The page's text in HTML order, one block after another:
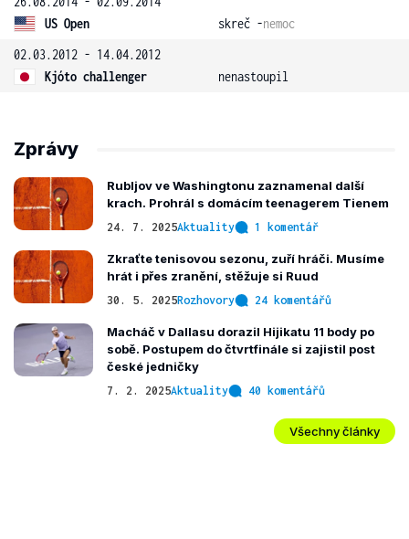
US Open
skreč -nemoc
02.03.2012 - 14.04.2012
Kjóto challenger
nenastoupil
Zprávy
Rubljov ve Washingtonu zaznamenal další
krach. Prohrál s domácím teenagerem Tienem
24. 7. 2025Aktuality 1 komentář
Zkraťte tenisovou sezonu, zuří hráči. Musíme
hrát i přes zranění, stěžuje si Ruud
30. 5. 2025Rozhovory 24 komentářů
Macháč v Dallasu dorazil Hijikatu 11 body po
sobě. Postupem do čtvrtfinále si zajistil post
české jedničky
7. 2. 2025Aktuality 40 komentářů
Všechny články